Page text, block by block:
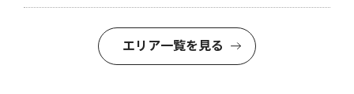
エリア一覧を見る